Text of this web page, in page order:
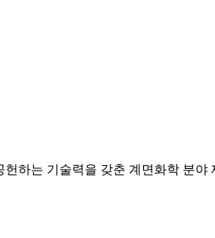
하는 기술력을 갖춘 계면화학 분야